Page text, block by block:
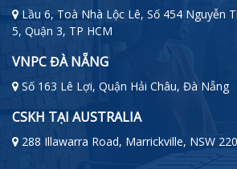
Lầu 6, Toà Nhà Lộc Lê, Số 454 Nguyễn
5, Quận 3, TP HCM
VNPC ĐÀ NẴNG
Số 163 Lê Lợi, Quận Hải Châu, Đà Nẵng
CSKH TẠI AUSTRALIA
288 Illawarra Road, Marrickville, NSW